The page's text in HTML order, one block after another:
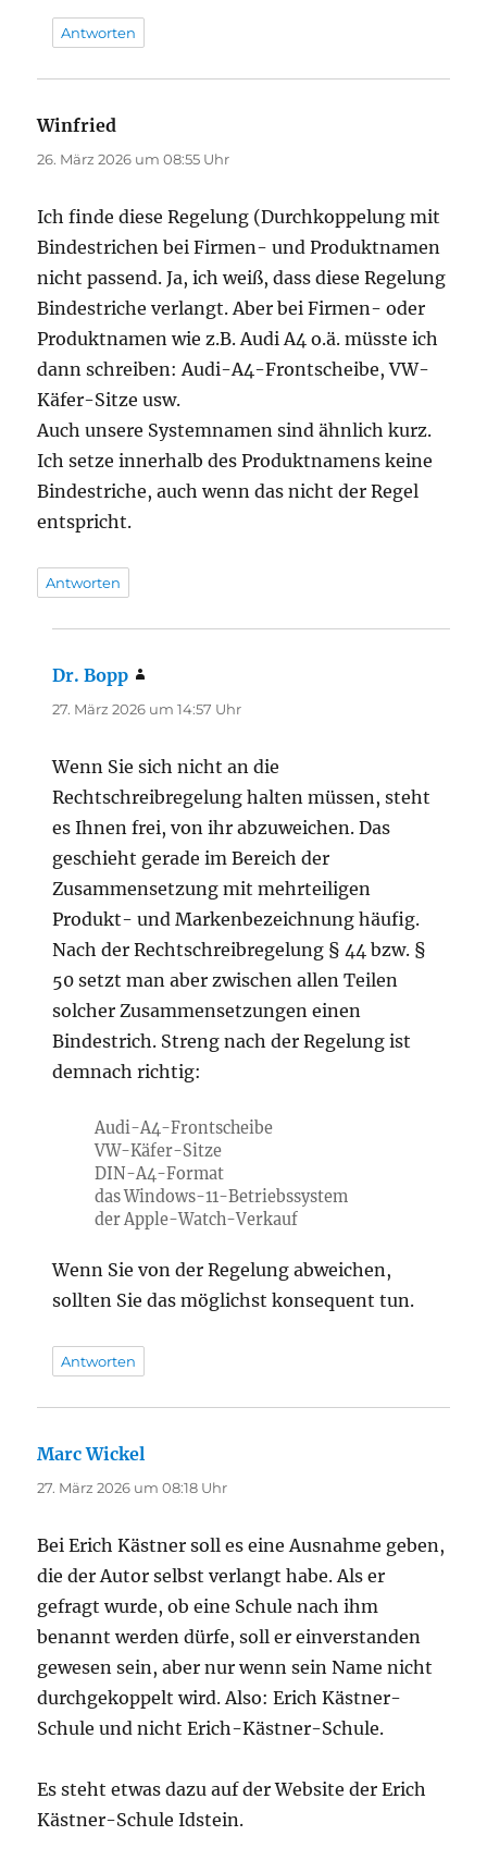
Antworten
Winfried
26. März 2026 um 08:55 Uhr
Ich finde diese Regelung (Durchkoppelung mit
Bindestrichen bei Firmen- und Produktnamen
nicht passend. Ja, ich weiß, dass diese Regelung
Bindestriche verlangt. Aber bei Firmen- oder
Produktnamen wie z.B. Audi A4 o.ä. müsste ich
dann schreiben: Audi-A4-Frontscheibe, VW-
Käfer-Sitze usw.
Auch unsere Systemnamen sind ähnlich kurz.
Ich setze innerhalb des Produktnamens keine
Bindestriche, auch wenn das nicht der Regel
entspricht.
Antworten
Dr. Bopp
27. März 2026 um 14:57 Uhr
Wenn Sie sich nicht an die
Rechtschreibregelung halten müssen, steht
es Ihnen frei, von ihr abzuweichen. Das
geschieht gerade im Bereich der
Zusammensetzung mit mehrteiligen
Produkt- und Markenbezeichnung häufig.
Nach der Rechtschreibregelung § 44 bzw. §
50 setzt man aber zwischen allen Teilen
solcher Zusammensetzungen einen
Bindestrich. Streng nach der Regelung ist
demnach richtig:
Audi-A4-Frontscheibe
VW-Käfer-Sitze
DIN-A4-Format
das Windows-11-Betriebssystem
der Apple-Watch-Verkauf
Wenn Sie von der Regelung abweichen,
sollten Sie das möglichst konsequent tun.
Antworten
Marc Wickel
27. März 2026 um 08:18 Uhr
Bei Erich Kästner soll es eine Ausnahme geben,
die der Autor selbst verlangt habe. Als er
gefragt wurde, ob eine Schule nach ihm
benannt werden dürfe, soll er einverstanden
gewesen sein, aber nur wenn sein Name nicht
durchgekoppelt wird. Also: Erich Kästner-
Schule und nicht Erich-Kästner-Schule.
Es steht etwas dazu auf der Website der Erich
Kästner-Schule Idstein.